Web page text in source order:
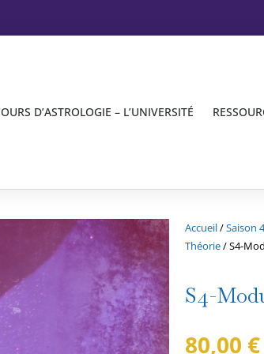
D’ASTROLOGIE – L’UNIVERSITÉ
Accueil/Saison
Théorie/ S4-
S4-
80,00 €